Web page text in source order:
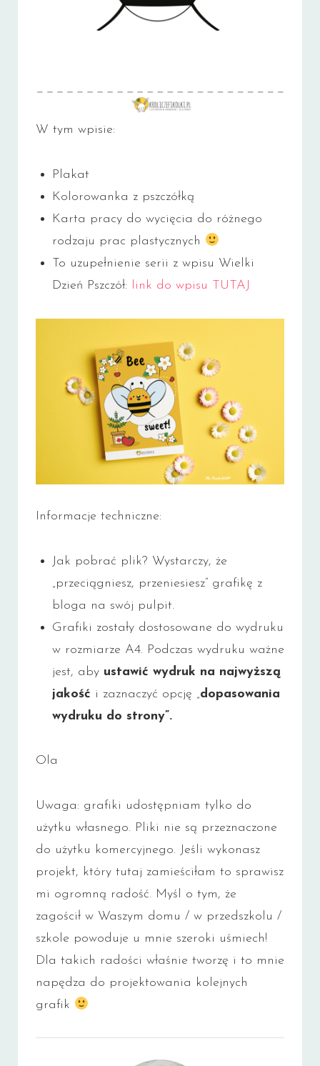
W tym wpisie:
Plakat
Kolorowanka z pszczółką
Karta pracy do wycięcia do różnego
rodzaju prac plastycznych
To uzupełnienie serii z wpisu Wielki
Dzień Pszczół: link do wpisu TUTAJ
Informacje techniczne:
Jak pobrać plik? Wystarczy, że
„przeciągniesz, przeniesiesz” grafikę z
bloga na swój pulpit.
Grafiki zostały dostosowane do wydruku
w rozmiarze A4. Podczas wydruku ważne
jest, aby ustawić wydruk na najwyższą
jakość i zaznaczyć opcję „dopasowania
wydruku do strony”.
Ola
Uwaga: grafiki udostępniam tylko do
użytku własnego. Pliki nie są przeznaczone
do użytku komercyjnego. Jeśli wykonasz
projekt, który tutaj zamieściłam to sprawisz
mi ogromną radość. Myśl o tym, że
zagościł w Waszym domu / w przedszkolu /
szkole powoduje u mnie szeroki uśmiech!
Dla takich radości właśnie tworzę i to mnie
napędza do projektowania kolejnych
grafik